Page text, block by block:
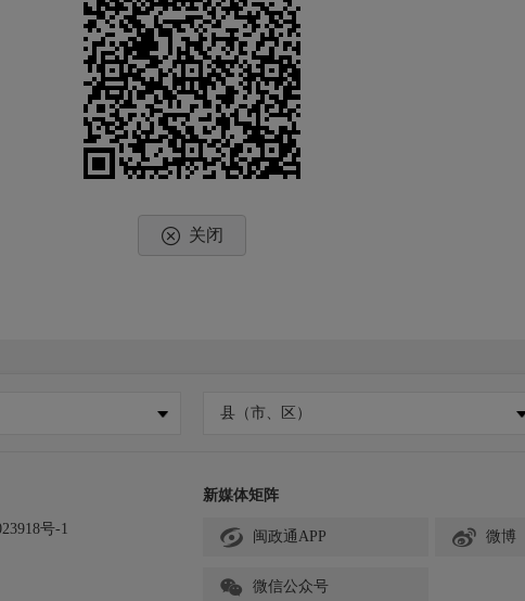
关闭
县（市、区）
号-1
新媒体矩阵
闽政通APP 微博
微信公众号